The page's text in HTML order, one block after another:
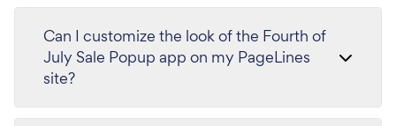
Can I customize the look of the Fourth of
July Sale Popup app on my PageLines
site?